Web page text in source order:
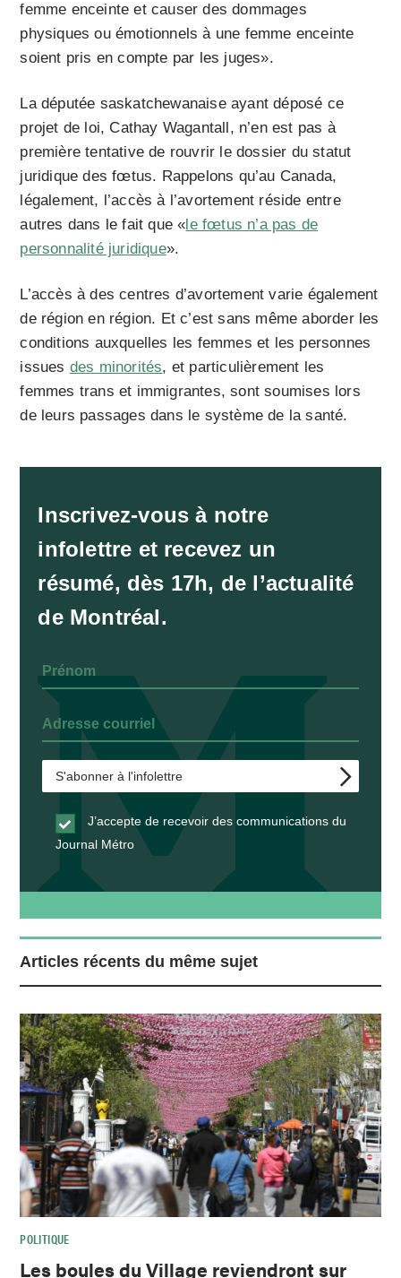
femme enceinte et causer des dommages
physiques ou émotionnels à une femme enceinte
soient pris en compte par les juges».
La députée saskatchewanaise ayant déposé ce
projet de loi, Cathay Wagantall, n’en est pas à
première tentative de rouvrir le dossier du statut
juridique des fœtus. Rappelons qu’au Canada,
légalement, l’accès à l’avortement réside entre
autres dans le fait que « le fœtus n’a pas de
personnalité juridique».
L’accès à des centres d’avortement varie également
de région en région. Et c’est sans même aborder les
conditions auxquelles les femmes et les personnes
issues des minorités, et particulièrement les
femmes trans et immigrantes, sont soumises lors
de leurs passages dans le système de la santé.
Inscrivez-vous à notre
infolettre et recevez un
résumé, dès 17h, de l’actualité
de Montréal.
J’accepte de recevoir des communications du
Journal Métro
Articles récents du même sujet
POLITIQUE
Les boules du Village reviendront sur